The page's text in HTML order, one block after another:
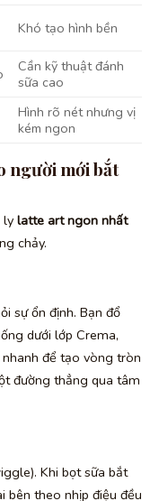
Khó tạo hình bền
Cần kỹ thuật đánh
sữa cao
Hình rõ nét nhưng vị
kém ngon
người mới bắt
ly latte art ngon nhất
chảy.
sự ổn định. Bạn đổ
dưới lớp Crema,
để tạo vòng tròn
đường thẳng qua tâm
Khi bọt sữa bắt
bên theo nhịp điệu đều